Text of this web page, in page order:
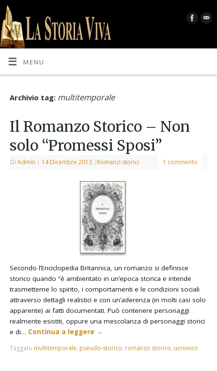
MENU
Archivio tag: multitemporale
Il Romanzo Storico – Non
solo “Promessi Sposi”
DiAdmin | 14 Dicembre 2013 | Romanzi storici 1 commento
Secondo l’Enciclopedia Britannica, un romanzo si definisce
storico quando “è ambientato in un’epoca storica e intende
trasmetterne lo spirito, i comportamenti e le condizioni sociali
attraverso dettagli realistici e con un’aderenza (in molti casi solo
apparente) ai fatti documentati. Può contenere personaggi
realmente esistiti, oppure una mescolanza di personaggi storici
e di… Continua a leggere →
Taggato multitemporale, pseudo-storico, romanzo storico, ucronico